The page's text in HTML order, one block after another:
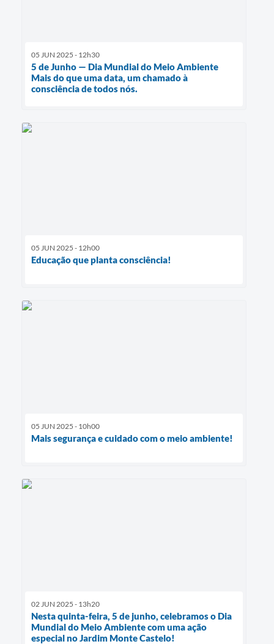
05 JUN 2025 - 12h30
5 de Junho — Dia Mundial do Meio Ambiente
Mais do que uma data, um chamado à
consciência de todos nós.
05 JUN 2025 - 12h00
Educação que planta consciência!
05 JUN 2025 - 10h00
Mais segurança e cuidado com o meio ambiente!
02 JUN 2025 - 13h20
Nesta quinta-feira, 5 de junho, celebramos o Dia
Mundial do Meio Ambiente com uma ação
especial no Jardim Monte Castelo!